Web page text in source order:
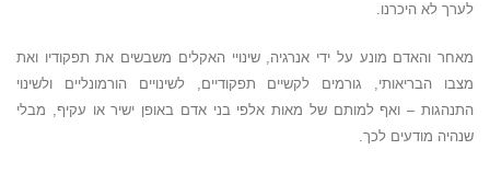
לערך לא היכרנו.
מאחר והאדם מונע על ידי אנרגיה, שינויי האקלים משבשים את תפקודיו ואת
מצבו הבריאותי, גורמים לקשיים תפקודיים, לשינויים הורמונליים ולשינוי
התנהגות – ואף למותם של מאות אלפי בני אדם באופן ישיר או עקיף, מבלי
שנהיה מודעים לכך.